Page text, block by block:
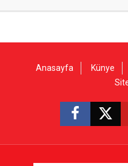
Anasayfa Künye